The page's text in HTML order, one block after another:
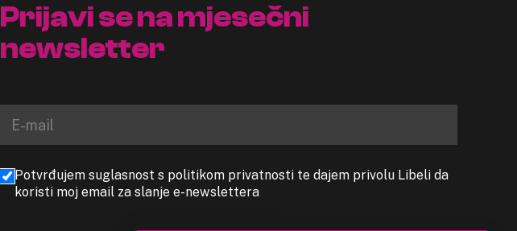
Prijavi se na mjesečni
newsletter
Potvrđujem suglasnost s politikom privatnosti te dajem privolu Libeli da
koristi moj email za slanje e-newslettera